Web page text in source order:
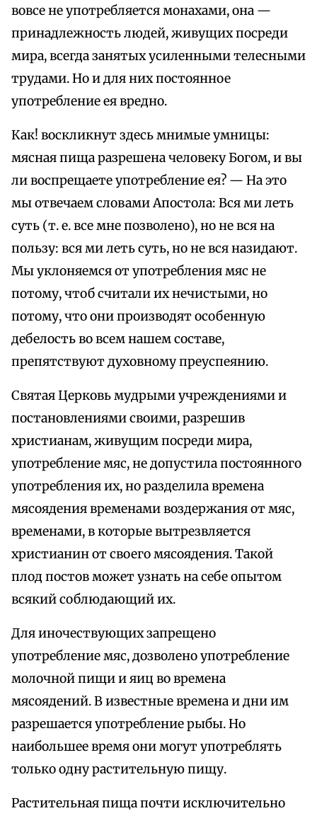
вовсе не употребляется монахами, она —
принадлежность людей, живущих посреди
мира, всегда занятых усиленными телесными
трудами. Но и для них постоянное
употребление ея вредно.
Как! воскликнут здесь мнимые умницы:
мясная пища разрешена человеку Богом, и вы
ли воспрещаете употребление ея? — На это
мы отвечаем словами Апостола: Вся ми леть
суть (т. е. все мне позволено), но не вся на
пользу: вся ми леть суть, но не вся назидают.
Мы уклоняемся от употребления мяс не
потому, чтоб считали их нечистыми, но
потому, что они производят особенную
дебелость во всем нашем составе,
препятствуют духовному преуспеянию.
Святая Церковь мудрыми учреждениями и
постановлениями своими, разрешив
христианам, живущим посреди мира,
употребление мяс, не допустила постоянного
употребления их, но разделила времена
мясоядения временами воздержания от мяс,
временами, в которые вытрезвляется
христианин от своего мясоядения. Такой
плод постов может узнать на себе опытом
всякий соблюдающий их.
Для иночествующих запрещено
употребление мяс, дозволено употребление
молочной пищи и яиц во времена
мясоядений. В известные времена и дни им
разрешается употребление рыбы. Но
наибольшее время они могут употреблять
только одну растительную пищу.
Растительная пища почти исключительно